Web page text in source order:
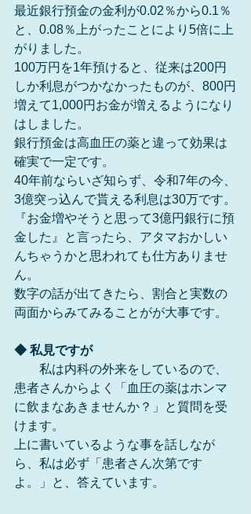
最近銀行預金の金利が0.02％から0.1％
と、0.08％上がったことにより5倍に上
がりました。
100万円を1年預けると、従来は200円
しか利息がつかなかったものが、800円
増えて1,000円お金が増えるようになり
はしました。
銀行預金は高血圧の薬と違って効果は
確実で一定です。
40年前ならいざ知らず、令和7年の今、
3億突っ込んで貰える利息は30万です。
『お金増やそうと思って3億円銀行に預
金した』と言ったら、アタマおかしい
んちゃうかと思われても仕方ありませ
ん。
数字の話が出てきたら、割合と実数の
両面からみてみることがが大事です。
◆ 私見ですが
私は内科の外来をしているので、
患者さんからよく「血圧の薬はホンマ
に飲まなあきませんか？」と質問を受
けます。
上に書いているような事を話しなが
ら、私は必ず「患者さん次第です
よ。」と、答えています。